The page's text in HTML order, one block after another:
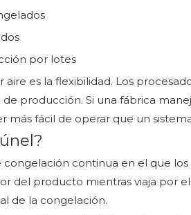
por lotes
es la flexibilidad. Los
producción. Si una fábrica
más fácil de operar que un
continua en el que
del producto mientras viaja por
de la congelación.